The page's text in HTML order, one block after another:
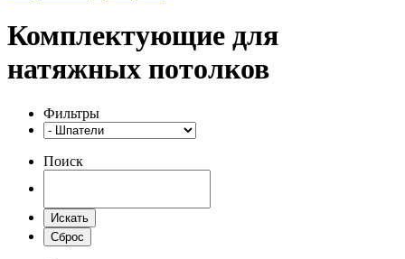
Комплектующие для
натяжных потолков
Фильтры
Поиск